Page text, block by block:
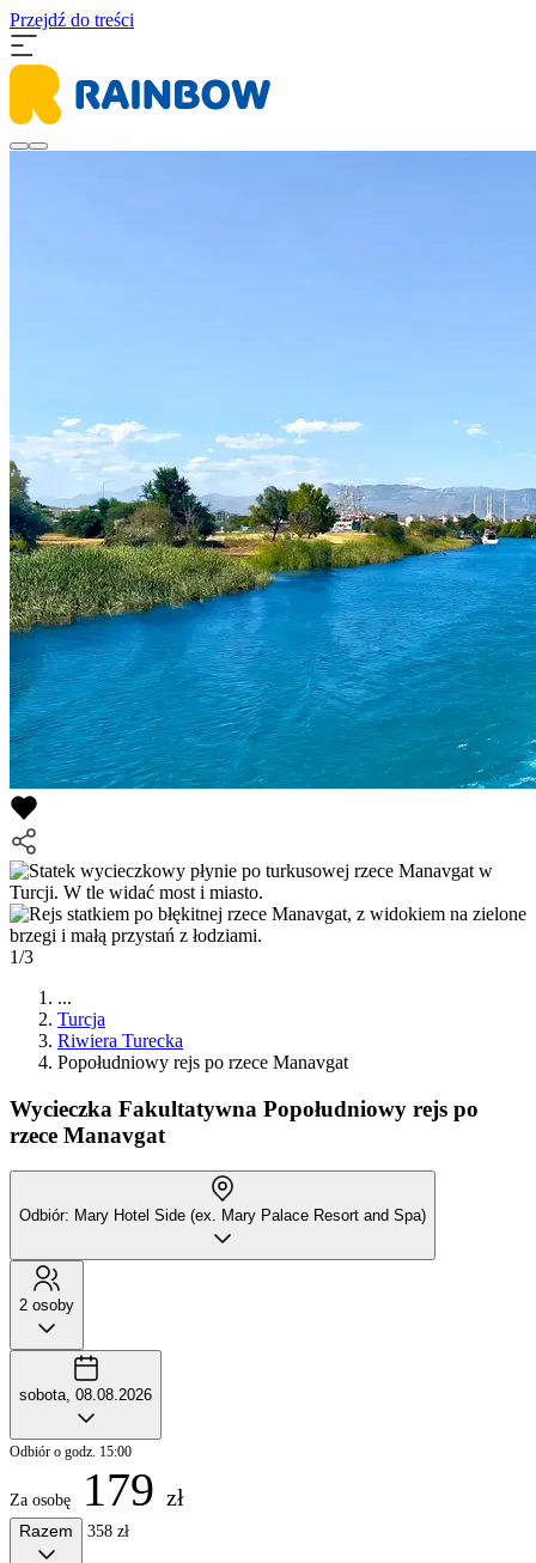
Przejdź do treści
1/3
...
Turcja
Riwiera Turecka
Popołudniowy rejs po rzece Manavgat
Wycieczka Fakultatywna Popołudniowy rejs po
rzece Manavgat
Odbiór: Mary Hotel Side (ex. Mary Palace Resort and Spa)
2 osoby
sobota, 08.08.2026
Odbiór o godz. 15:00
Za osobę 179 zł
Razem 358 zł